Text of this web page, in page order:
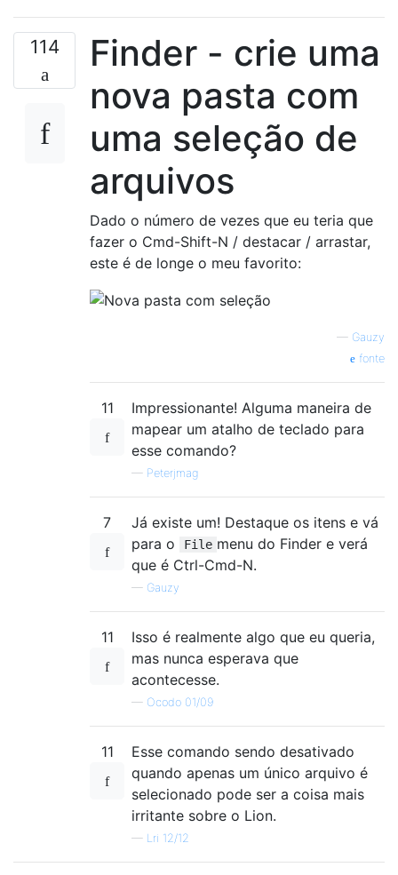
114
Finder - crie uma
nova pasta com
uma seleção de
arquivos
Dado o número de vezes que eu teria que
fazer o Cmd-Shift-N / destacar / arrastar,
este é de longe o meu favorito:
— Gauzy
fonte
11
Impressionante! Alguma maneira de
mapear um atalho de teclado para
esse comando?
— Peterjmag
7
Já existe um! Destaque os itens e vá
para o
File menu do Finder e verá
que é Ctrl-Cmd-N.
— Gauzy
11
Isso é realmente algo que eu queria,
mas nunca esperava que
acontecesse.
— Ocodo 01/09
11
Esse comando sendo desativado
quando apenas um único arquivo é
selecionado pode ser a coisa mais
irritante sobre o Lion.
— Lri 12/12